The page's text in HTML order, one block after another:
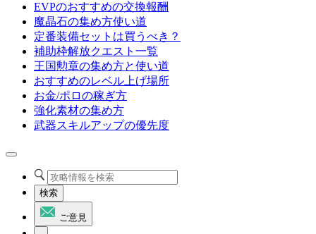
EVPのおすすめの交換報酬
魔晶石の集め方使い道
定番装備セットは買うべき？
補助枠解放クエスト一覧
王国勲章の集め方と使い道
おすすめのレベル上げ場所
お金/ポロの稼ぎ方
強化素材の集め方
武器スキルアップの優先度
検索
ご意見